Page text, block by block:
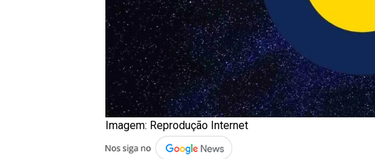
Imagem: Reprodução Internet